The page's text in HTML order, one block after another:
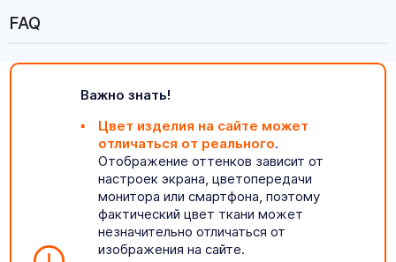
FAQ
Важно знать!
Цвет изделия на сайте может
отличаться от реального.
Отображение оттенков зависит от
настроек экрана, цветопередачи
монитора или смартфона, поэтому
фактический цвет ткани может
незначительно отличаться от
изображения на сайте.